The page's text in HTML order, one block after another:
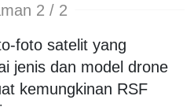
2 / 2
foto satelit yang
jenis dan model drone
kemungkinan RSF